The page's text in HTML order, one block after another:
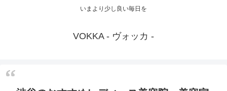
いまより少し良い毎日を
VOKKA - ヴォッカ -